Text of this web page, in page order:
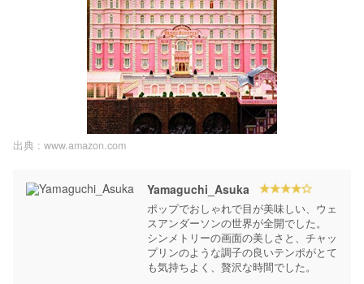
出典 : www.amazon.com
Yamaguchi_Asuka
ポップでおしゃれで目が美味しい、ウェ
スアンダーソンの世界が全開でした。
シンメトリーの画面の美しさと、チャッ
プリンのような調子の良いテンポがとて
も気持ちよく、贅沢な時間でした。